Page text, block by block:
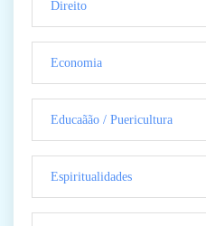
Direito
Economia
Educaãão / Puericultura
Espiritualidades